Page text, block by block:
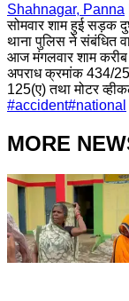
Shahnagar, Panna
सोमवार शाम हुई सड़क
थाना पुलिस ने संबंधित
आज मंगलवार शाम करीब
अपराध क्रमांक 434/25
125(ए) तथा मोटर
#accident#national
MORE